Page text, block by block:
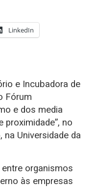
LinkedIn
e Incubadora de
Fórum
e dos media
proximidade”, no
Universidade da
organismos
às empresas